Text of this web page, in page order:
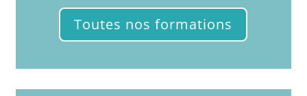
Toutes nos formations